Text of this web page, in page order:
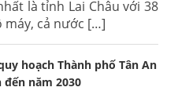
là tỉnh Lai Châu với 38
máy, cả nước […]
hoạch Thành phố Tân An
đến năm 2030